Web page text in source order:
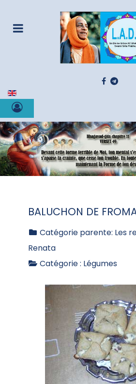
Sélectionnez votre langue
BALUCHON DE
Catégorie parente: Les
Renata
Catégorie : Légumes